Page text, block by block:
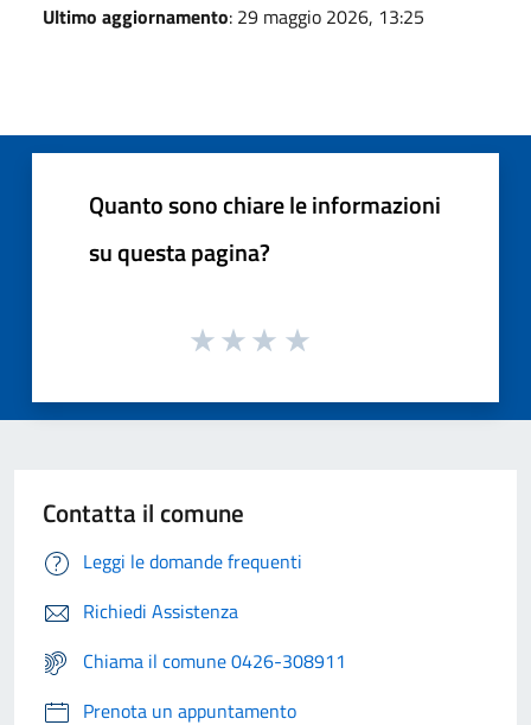
Ultimo aggiornamento: 29 maggio 2026, 13:25
Quanto sono chiare le informazioni
su questa pagina?
Contatta il comune
Leggi le domande frequenti
Richiedi Assistenza
Chiama il comune 0426-308911
Prenota un appuntamento